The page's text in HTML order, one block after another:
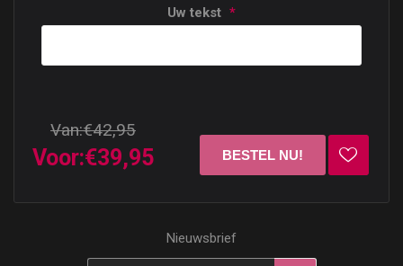
Uw tekst *
Van:€42,95
Voor:€39,95
Nieuwsbrief